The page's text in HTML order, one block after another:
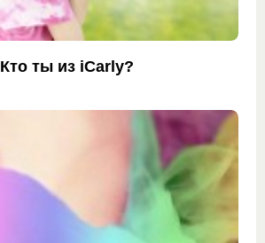
Кто ты из iCarly?